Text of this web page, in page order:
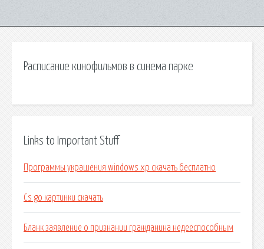
Расписание кинофильмов в синема парке
Links to Important Stuff
Программы украшения windows xp скачать бесплатно
Cs go картинки скачать
Бланк заявление о признании гражданина недееспособным